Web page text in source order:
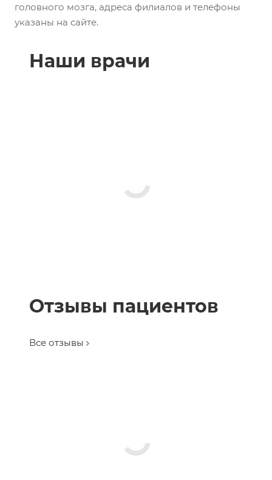
головного мозга, адреса филиалов и телефоны
указаны на сайте.
Наши врачи
Отзывы пациентов
Все отзывы